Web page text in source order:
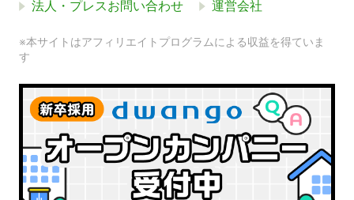
法人・プレスお問い合わせ 運営会社
※本サイトはアフィリエイトプログラムによる収益を得ていま
す